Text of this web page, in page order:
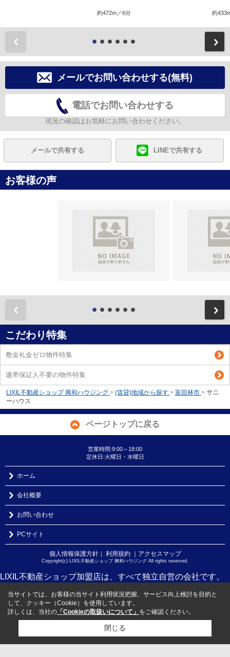
約472m／6分 約
メールでお問い合わせする(無料)
電話でお問い合わせする
現況の確認はお気軽にお問い合わせください。
メールで共有する LINEで共有する
お客様の声
こだわり特集
敷金礼金ゼロ物件特集
連帯保証人不要の物件特集
LIXIL不動産ショップ 興和ハウジング > (賃貸)地域から探す > 富田林市 > サニ
ーハウス
ページトップに戻る
営業時間:9:00～18:00
定休日:火曜日・水曜日
ホーム
会社概要
お問い合わせ
PCサイト
個人情報保護方針｜ 利用規約 ｜アクセスマップ
Copyright(c) LIXIL不動産ショップ 興和ハウジング All rights reserved.
LIXIL不動産ショップ加盟店は、すべて独立自営の会社です。
当サイトでは、お客様の当サイト利用状況把握、サービス向上検討を目的と
して、クッキー（Cookie）を使用しています。
詳しくは、当社の 「Cookieの取扱いについて」 をご確認ください。
閉じる